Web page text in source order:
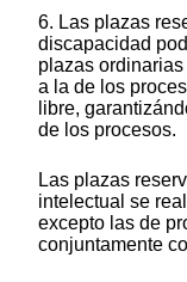
6. Las plazas
discapacidad
plazas
a la de los
libre,
de los procesos.
Las plazas
intelectual se
excepto las de
conjuntamente